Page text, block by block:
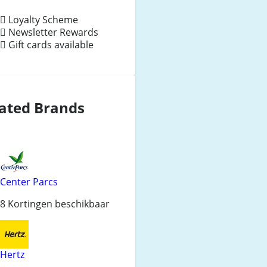
Loyalty Scheme
Newsletter Rewards
Gift cards available
Brands
Center Parcs
8 Kortingen beschikbaar
Hertz